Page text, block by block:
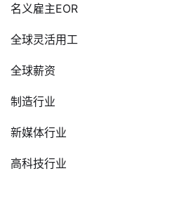
名义雇主EOR
全球灵活用工
全球薪资
制造行业
新媒体行业
高科技行业